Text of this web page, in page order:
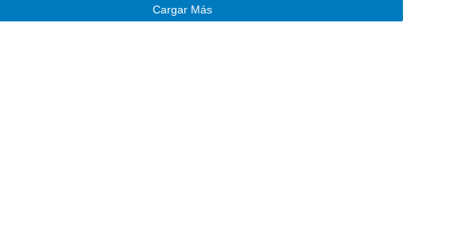
Cargar Más